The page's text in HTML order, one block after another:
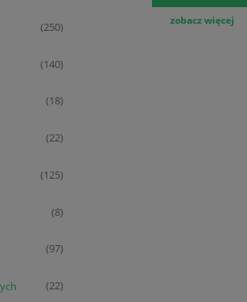
(250)
(140)
(18)
(22)
(125)
(8)
(97)
(22)
zobacz więcej